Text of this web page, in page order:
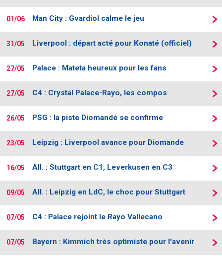
01/06 Man City : Gvardiol calme le jeu
31/05 Liverpool : départ acté pour Konaté (officiel)
27/05 Palace : Mateta heureux pour les fans
27/05 C4 : Crystal Palace-Rayo, les compos
26/05 PSG : la piste Diomandé se confirme
23/05 Leipzig : Liverpool avance pour Diomande
16/05 All. : Stuttgart en C1, Leverkusen en C3
09/05 All. : Leipzig en LdC, le choc pour Stuttgart
07/05 C4 : Palace rejoint le Rayo Vallecano
07/05 Bayern : Kimmich très optimiste pour l'avenir